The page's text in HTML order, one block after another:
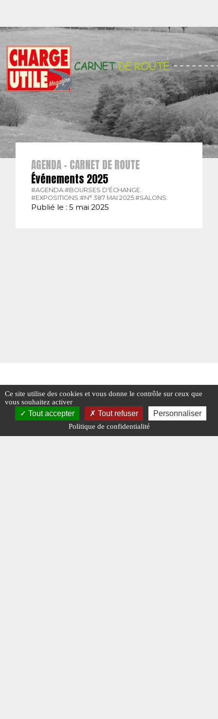
AGENDA - CARNET DE ROUTE
Événements 2025
#AGENDA. #BOURSES D'ÉCHANGE.
#EXPOSITIONS. #N° 387 MAI 2025. #SALONS.
Publié le : 5 mai 2025
Ce site utilise des cookies et vous donne le contrôle sur ceux que
vous souhaitez activer
Tout accepter Tout refuser Personnaliser
Politique de confidentialité